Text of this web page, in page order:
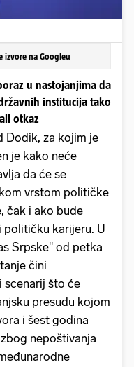
izvore na Googleu
u nastojanjima da
institucija tako
otkaz
Dodik, za kojim je
je kako neće
da će se
vrstom političke
čak i ako bude
političku karijeru. U
Srpske" od petka
čini
scenarij što će
presudu kojom
i šest godina
nepoštivanja